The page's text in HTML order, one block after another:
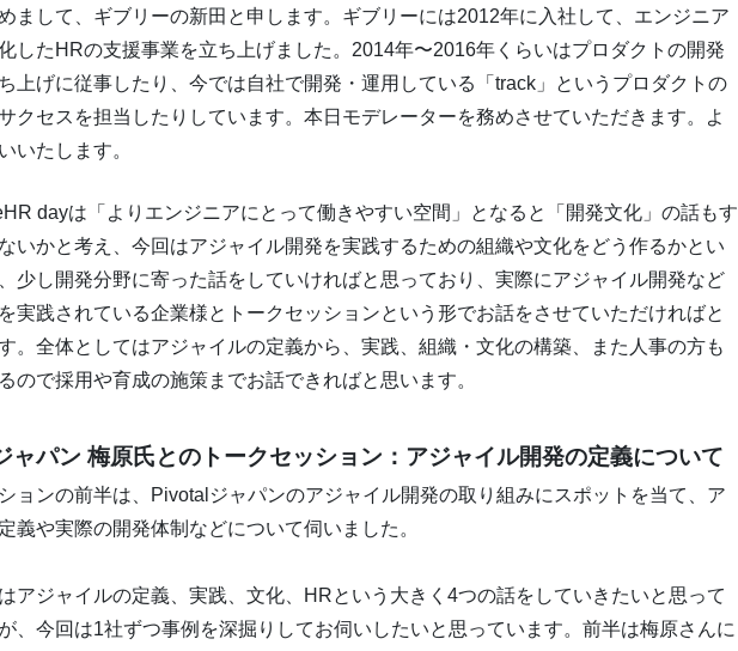
まして、ギブリーの新田と申します。ギブリーには2012年に入社して、エンジニア
したHRの支援事業を立ち上げました。2014年〜2016年くらいはプロダクトの開発
上げに従事したり、今では自社で開発・運用している「track」というプロダクトの
クセスを担当したりしています。本日モデレーターを務めさせていただきます。よ
いたします。
dayは「よりエンジニアにとって働きやすい空間」となると「開発文化」の話もす
いかと考え、今回はアジャイル開発を実践するための組織や文化をどう作るかとい
少し開発分野に寄った話をしていければと思っており、実際にアジャイル開発など
実践されている企業様とトークセッションという形でお話をさせていただければと
。全体としてはアジャイルの定義から、実践、組織・文化の構築、また人事の方も
ので採用や育成の施策までお話できればと思います。
ャパン 梅原氏とのトークセッション：アジャイル開発の定義について
ョンの前半は、Pivotalジャパンのアジャイル開発の取り組みにスポットを当て、ア
義や実際の開発体制などについて伺いました。
アジャイルの定義、実践、文化、HRという大きく4つの話をしていきたいと思って
、今回は1社ずつ事例を深掘りしてお伺いしたいと思っています。前半は梅原さんに